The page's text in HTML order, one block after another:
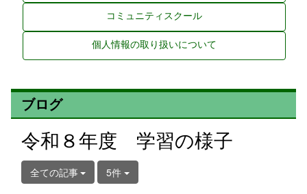
コミュニティスクール
個人情報の取り扱いについて
ブログ
令和８年度 学習の様子
全ての記事 5件